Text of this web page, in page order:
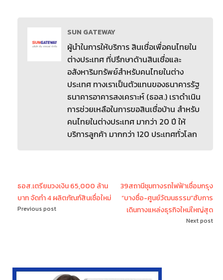
SUN GATEWAY
ผู้นำในการให้บริการ สินเชื่อเพื่อคนไทยใน
ต่างประเทศ ที่ปรึกษาด้านสินเชื่อและ
อสังหาริมทรัพย์สำหรับคนไทยในต่าง
ประเทศ ทางเราเป็นตัวแทนของธนาคารรัฐ
ธนาคารอาคารสงเคราะห์ (ธอส.) เราดำเนิน
การช่วยเหลือในการขอสินเชื่อบ้าน สำหรับ
คนไทยในต่างประเทศ มากว่า 20 ปี ให้
บริการลูกค้า มากกว่า 120 ประเทศทั่วโลก
ธอส.เตรียมวงเงิน 65,000 ล้าน
บาท จัดทำ 4 ผลิตภัณฑ์สินเชื่อใหม่
Previous post
39สถานีชุมทางรถไฟฟ้าเชื่อมกรุง
“บางซื่อ-ศูนย์วัฒนธรรม”ฮับการ
เดินทางแหล่งธุรกิจใหม่ใหญ่สุด
Next post